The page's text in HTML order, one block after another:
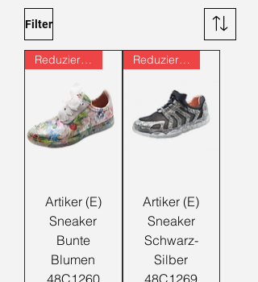
Filter
Reduziert!!!
Artiker (E)
Sneaker
Bunte
Blumen
Reduziert!!!
Artiker (E)
Sneaker
Schwarz-
Silber